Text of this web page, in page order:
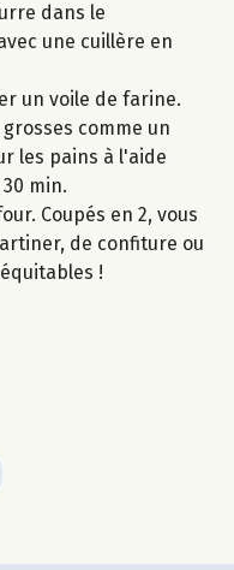
dans le
une cuillère en
un voile de farine.
comme un
les pains à l'aide
min.
Coupés en 2, vous
de confiture ou
!